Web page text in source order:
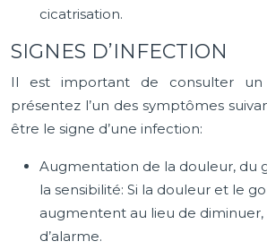
cicatrisation.
SIGNES D’INFECTION
Il est important de consulter un
présentez l’un des symptômes
être le signe d’une infection:
Augmentation de la douleur, du
la sensibilité: Si la douleur et le
augmentent au lieu de diminuer,
d’alarme.